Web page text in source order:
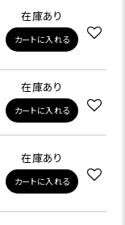
在庫あり
カートに入れる
在庫あり
カートに入れる
在庫あり
カートに入れる